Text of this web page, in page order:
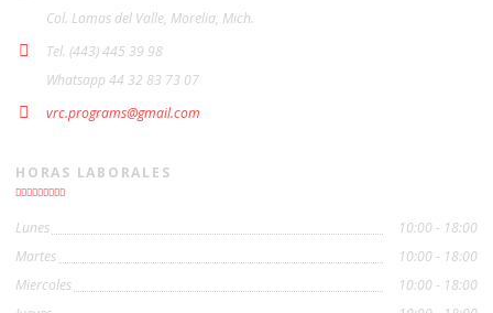
Col. Lomas del Valle, Morelia, Mich.
Tel. (443) 445 39 98
Whatsapp 44 32 83 73 07
vrc.programs@gmail.com
HORAS LABORALES
Lunes
10:00 - 18:00
Martes
10:00 - 18:00
Miercoles
10:00 - 18:00